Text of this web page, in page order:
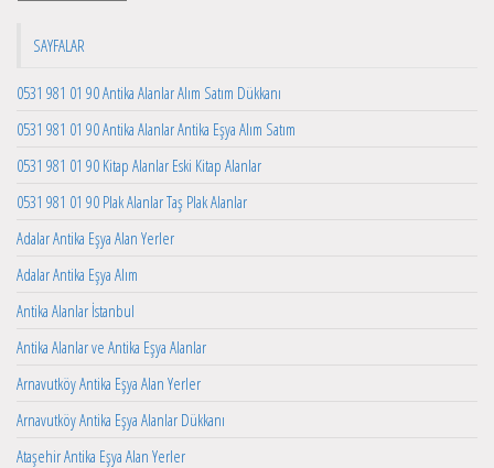
SAYFALAR
0531 981 01 90 Antika Alanlar Alım Satım Dükkanı
0531 981 01 90 Antika Alanlar Antika Eşya Alım Satım
0531 981 01 90 Kitap Alanlar Eski Kitap Alanlar
0531 981 01 90 Plak Alanlar Taş Plak Alanlar
Adalar Antika Eşya Alan Yerler
Adalar Antika Eşya Alım
Antika Alanlar İstanbul
Antika Alanlar ve Antika Eşya Alanlar
Arnavutköy Antika Eşya Alan Yerler
Arnavutköy Antika Eşya Alanlar Dükkanı
Ataşehir Antika Eşya Alan Yerler